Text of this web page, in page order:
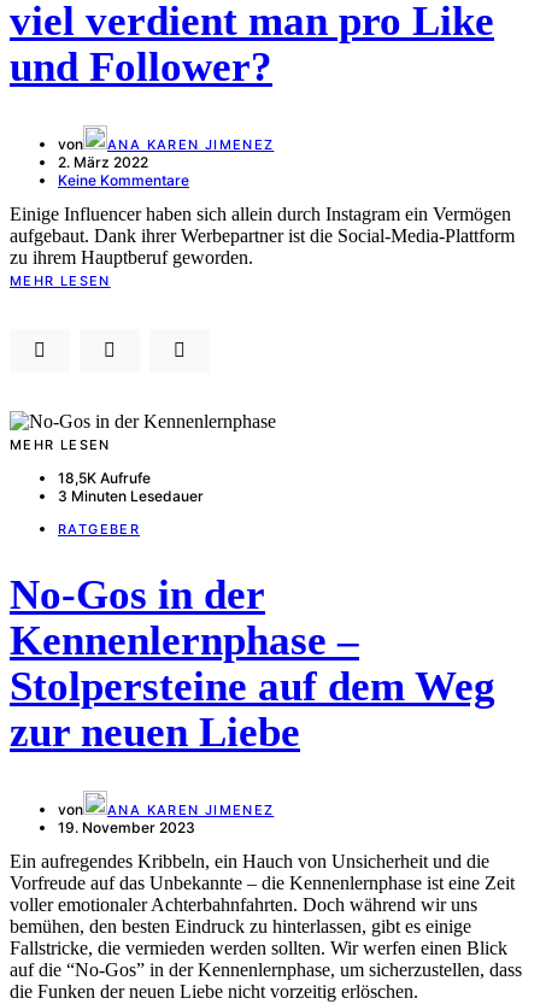
viel verdient man pro Like
und Follower?
von ANA KAREN JIMENEZ
2. März 2022
Keine Kommentare
Einige Influencer haben sich allein durch Instagram ein Vermögen
aufgebaut. Dank ihrer Werbepartner ist die Social-Media-Plattform
zu ihrem Hauptberuf geworden.
MEHR LESEN
MEHR LESEN
18,5K Aufrufe
3 Minuten Lesedauer
RATGEBER
No-Gos in der
Kennenlernphase –
Stolpersteine auf dem Weg
zur neuen Liebe
von ANA KAREN JIMENEZ
19. November 2023
Ein aufregendes Kribbeln, ein Hauch von Unsicherheit und die
Vorfreude auf das Unbekannte – die Kennenlernphase ist eine Zeit
voller emotionaler Achterbahnfahrten. Doch während wir uns
bemühen, den besten Eindruck zu hinterlassen, gibt es einige
Fallstricke, die vermieden werden sollten. Wir werfen einen Blick
auf die “No-Gos” in der Kennenlernphase, um sicherzustellen, dass
die Funken der neuen Liebe nicht vorzeitig erlöschen.